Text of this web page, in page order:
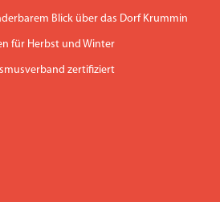
Blick über das Dorf Krummin
für Herbst und Winter
zertifiziert